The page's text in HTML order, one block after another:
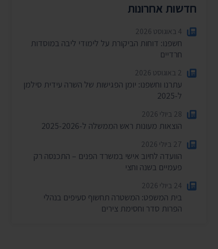
חדשות אחרונות
4 באוגוסט 2026
חשפנו: דוחות הביקורת על לימודי ליבה במוסדות
חרדיים
2 באוגוסט 2026
עתרנו וחשפנו: יומן הפגישות של השרה עידית סילמן
ל-2025
28 ביולי 2026
הוצאות מעונות ראש הממשלה ל-2025-2026
27 ביולי 2026
הוועדה לחיוב אישי במשרד הפנים – התכנסה רק
פעמיים בשנה וחצי
24 ביולי 2026
בית המשפט: המשטרה תחשוף סעיפים בנהלי
הפרות סדר וחסימת צירים